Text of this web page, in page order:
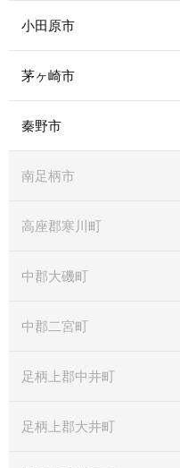
小田原市
茅ヶ崎市
秦野市
南足柄市
高座郡寒川町
中郡大磯町
中郡二宮町
足柄上郡中井町
足柄上郡大井町